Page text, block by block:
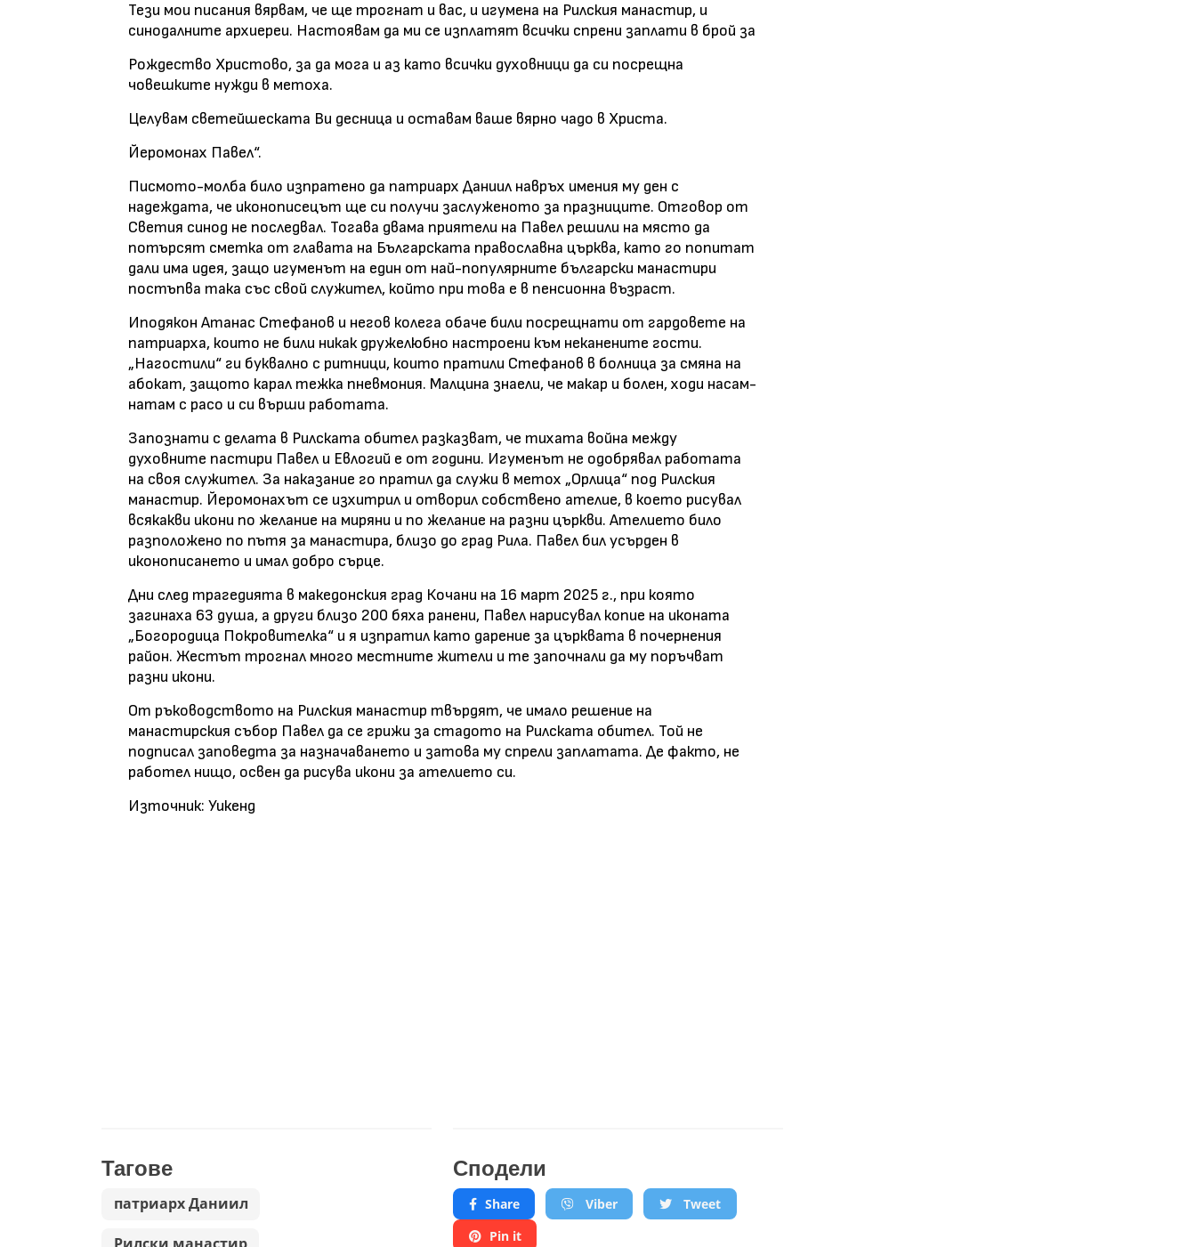
Тези мои писания вярвам, че ще трогнат и вас, и игумена на Рилския манастир, и
синодалните архиереи. Настоявам да ми се изплатят всички спрени заплати в брой за
Рождество Христово, за да мога и аз като всички духовници да си посрещна
човешките нужди в метоха.
Целувам светейшеската Ви десница и оставам ваше вярно чадо в Христа.
Йеромонах Павел“.
Писмото-молба било изпратено да патриарх Даниил навръх имения му ден с
надеждата, че иконописецът ще си получи заслуженото за празниците. Отговор от
Светия синод не последвал. Тогава двама приятели на Павел решили на място да
потърсят сметка от главата на Българската православна църква, като го попитат
дали има идея, защо игуменът на един от най-популярните български манастири
постъпва така със свой служител, който при това е в пенсионна възраст.
Иподякон Атанас Стефанов и негов колега обаче били посрещнати от гардовете на
патриарха, които не били никак дружелюбно настроени към неканените гости.
„Нагостили“ ги буквално с ритници, които пратили Стефанов в болница за смяна на
абокат, защото карал тежка пневмония. Малцина знаели, че макар и болен, ходи насам-
натам с расо и си върши работата.
Запознати с делата в Рилската обител разказват, че тихата война между
духовните пастири Павел и Евлогий е от години. Игуменът не одобрявал работата
на своя служител. За наказание го пратил да служи в метох „Орлица“ под Рилския
манастир. Йеромонахът се изхитрил и отворил собствено ателие, в което рисувал
всякакви икони по желание на миряни и по желание на разни църкви. Ателието било
разположено по пътя за манастира, близо до град Рила. Павел бил усърден в
иконописането и имал добро сърце.
Дни след трагедията в македонския град Кочани на 16 март 2025 г., при която
загинаха 63 душа, а други близо 200 бяха ранени, Павел нарисувал копие на иконата
„Богородица Покровителка“ и я изпратил като дарение за църквата в почернения
район. Жестът трогнал много местните жители и те започнали да му поръчват
разни икони.
От ръководството на Рилския манастир твърдят, че имало решение на
манастирския събор Павел да се грижи за стадото на Рилската обител. Той не
подписал заповедта за назначаването и затова му спрели заплатата. Де факто, не
работел нищо, освен да рисува икони за ателието си.
Източник: Уикенд
Тагове
патриарх Даниил
Сподели
Share Viber
Tweet
Pin it